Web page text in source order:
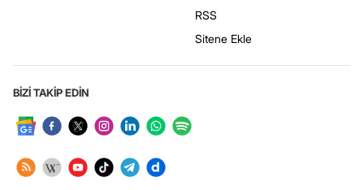
RSS
Sitene Ekle
BİZİ TAKİP EDİN